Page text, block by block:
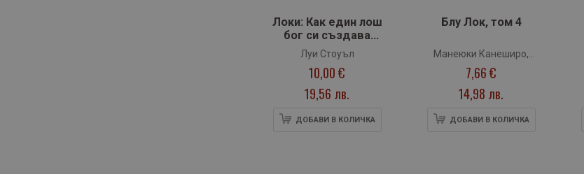
Локи: Как един лош
бог си създава
врагове (книга 4)
Луи Стоуъл
10,00 €
19,56 лв.
ДОБАВИ В КОЛИЧКА
Блу Лок, том 4
Манеюки Канеширо,
Юсуке Номура
7,66 €
14,98 лв.
ДОБАВИ В КОЛИЧКА